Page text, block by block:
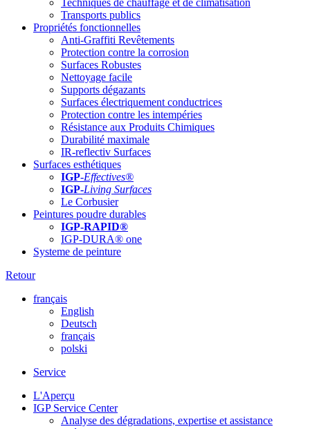
Transports publics
Propriétés fonctionnelles
Anti-Graffiti Revêtements
Protection contre la corrosion
Surfaces Robustes
Nettoyage facile
Supports dégazants
Surfaces électriquement conductrices
Protection contre les intempéries
Résistance aux Produits Chimiques
Durabilité maximale
IR-reflectiv Surfaces
Surfaces esthétiques
IGP-Effectives®
IGP-Living Surfaces
Le Corbusier
Peintures poudre durables
IGP-RAPID®
IGP-DURA® one
Systeme de peinture
Retour
français
English
Deutsch
français
polski
Service
L'Aperçu
IGP Service Center
Analyse des dégradations, expertise et assistance